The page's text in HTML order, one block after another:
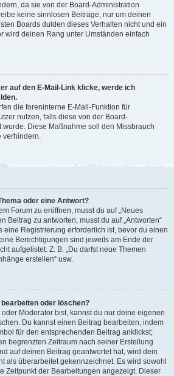
da sie von der Board-Administration
keine sinnlosen Beiträge, nur um deinen
Boards dulden dieses Verhalten nicht und ein
wird deinen Rang unter Umständen einfach
auf den E-Mail-Link klicke, werde ich
die foreninterne E-Mail-Funktion für
nutzen, falls diese von der Board-
Diese Maßnahme soll den Missbrauch
verhindern.
oder eine Antwort?
Forum zu eröffnen, musst du auf „Neues
Beitrag zu antworten, musst du auf „Antworten“
eine Registrierung erforderlich ist, bevor du einen
Berechtigungen sind jeweils am Ende der
aufgelistet. Z. B. „Du darfst neue Themen
erstellen“ usw.
oder löschen?
Moderator bist, kannst du nur deine eigenen
Du kannst einen Beitrag bearbeiten, indem
für den entsprechenden Beitrag anklickst;
begrenzten Zeitraum nach seiner Erstellung
auf deinen Beitrag geantwortet hat, wird dein
als überarbeitet gekennzeichnet. Es wird sowohl
Zeitpunkt der Bearbeitungen angezeigt. Dieser